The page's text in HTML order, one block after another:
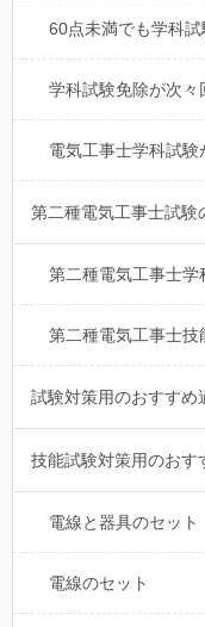
60点未満でも学科試
学科試験免除が次々
電気工事士学科試験
第二種電気工事士試験
第二種電気工事士学
第二種電気工事士
試験対策用のおすすめ
技能試験対策用のおす
電線と器具のセット
電線のセット